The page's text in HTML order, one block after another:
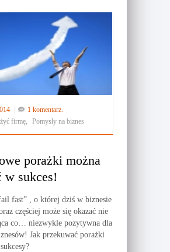
1 komentarz.
firmę, Pomysły na biznes
porażki można
w sukces!
fast” , o której dziś w biznesie
częściej może się okazać nie
co… niezwykle pozytywna dla
Jak przekuwać porażki